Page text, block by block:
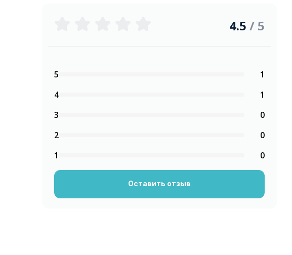
4.5 / 5
5
1
4
1
3
0
2
0
1
0
Оставить отзыв